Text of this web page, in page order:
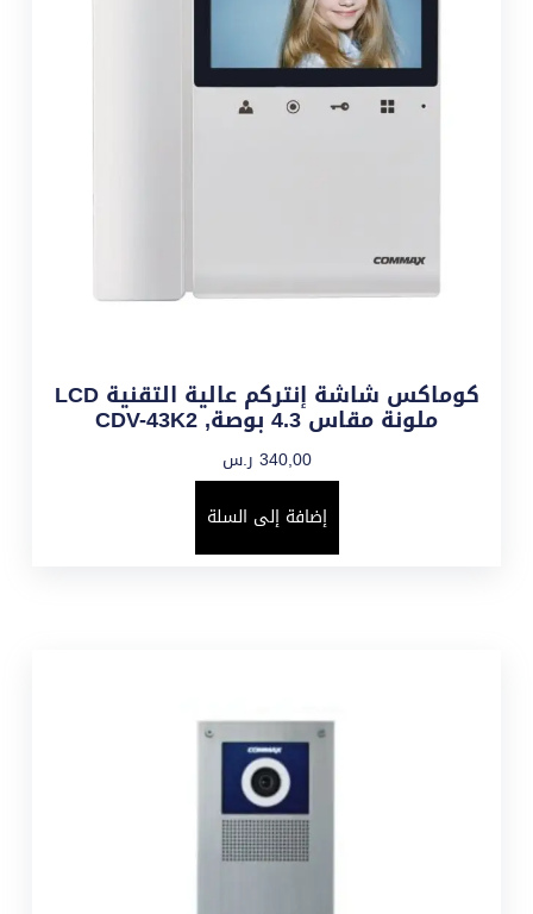
كوماكس شاشة إنتركم عالية التقنية LCD
ملونة مقاس 4.3 بوصة, CDV-43K2
340,00 ر.س
إضافة إلى السلة